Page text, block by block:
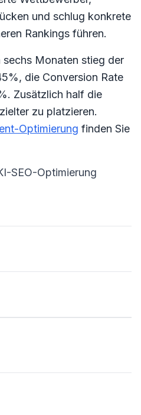
und schlug konkrete
Rankings führen.
sechs Monaten stieg der
die Conversion Rate
Zusätzlich half die
zu platzieren.
Optimierung finden Sie
SEO-Optimierung